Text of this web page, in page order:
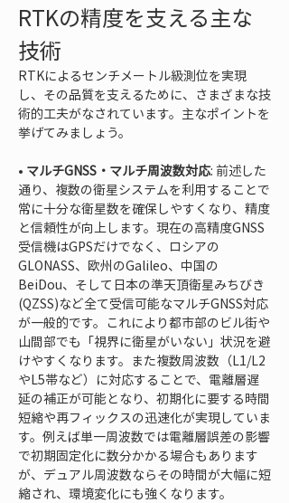
RTKの精度を支える主な
技術
RTKによるセンチメートル級測位を実現
し、その品質を支えるために、さまざまな技
術的工夫がなされています。主なポイントを
挙げてみましょう。
• マルチGNSS・マルチ周波数対応: 前述した
通り、複数の衛星システムを利用することで
常に十分な衛星数を確保しやすくなり、精度
と信頼性が向上します。現在の高精度GNSS
受信機はGPSだけでなく、ロシアの
GLONASS、欧州のGalileo、中国の
BeiDou、そして日本の準天頂衛星みちびき
(QZSS)など全て受信可能なマルチGNSS対応
が一般的です。これにより都市部のビル街や
山間部でも「視界に衛星がいない」状況を避
けやすくなります。また複数周波数（L1/L2
やL5帯など）に対応することで、電離層遅
延の補正が可能となり、初期化に要する時間
短縮や再フィックスの迅速化が実現していま
す。例えば単一周波数では電離層誤差の影響
で初期固定化に数分かかる場合もあります
が、デュアル周波数ならその時間が大幅に短
縮され、環境変化にも強くなります。